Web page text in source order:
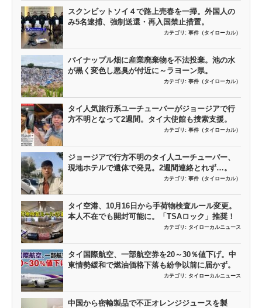
スクンビットソイ４で路上売春を一掃。外国人の
み5名逮捕、強制送還・再入国禁止措置。
カテゴリ: 事件（タイローカル）
パイナップル畑に産業廃棄物を不法投棄。池の水
が黒く変色し悪臭が付近に～ラヨーン県。
カテゴリ: 事件（タイローカル）
タイ人気旅行系ユーチューバーがジョージアで行
方不明となって2週間。タイ大使館も捜索支援。
カテゴリ: 事件（タイローカル）
ジョージアで行方不明のタイ人ユーチューバー、
現地ホテルで遺体で発見。2週間連絡とれず…。
カテゴリ: 事件（タイローカル）
タイ空港、10月16日から手荷物検査ルール変更。
本人不在でも開封可能に。「TSAロック」推奨！
カテゴリ: タイローカルニュース
タイ国際航空、一部航空券を20～30％値下げ。中
東情勢緩和で燃油価格下落も紛争以前に届かず。
カテゴリ: タイローカルニュース
中国から密輸製品で不正オレンジジュースを製